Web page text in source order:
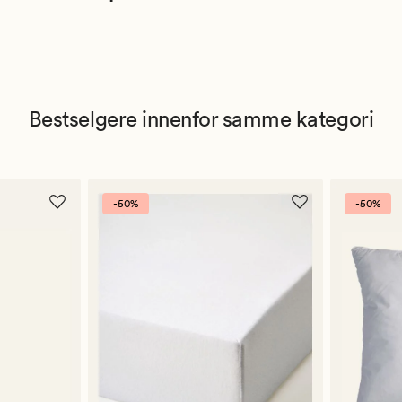
Bestselgere innenfor samme kategori
-50% -50%